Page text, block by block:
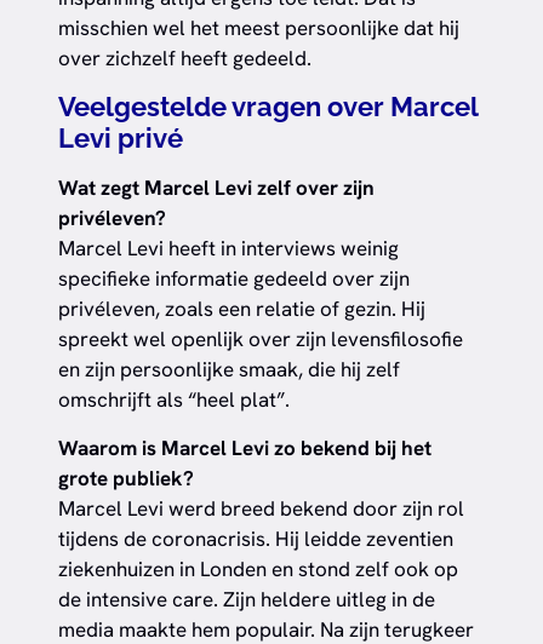
misschien wel het meest persoonlijke dat hij
over zichzelf heeft gedeeld.
Veelgestelde vragen over Marcel
Levi privé
Wat zegt Marcel Levi zelf over zijn
privéleven?
Marcel Levi heeft in interviews weinig
specifieke informatie gedeeld over zijn
privéleven, zoals een relatie of gezin. Hij
spreekt wel openlijk over zijn levensfilosofie
en zijn persoonlijke smaak, die hij zelf
omschrijft als “heel plat”.
Waarom is Marcel Levi zo bekend bij het
grote publiek?
Marcel Levi werd breed bekend door zijn rol
tijdens de coronacrisis. Hij leidde zeventien
ziekenhuizen in Londen en stond zelf ook op
de intensive care. Zijn heldere uitleg in de
media maakte hem populair. Na zijn terugkeer